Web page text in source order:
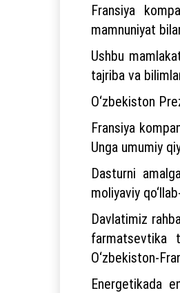
Fransiya
mamnuniyat
Ushbu
tajriba va
O‘zbekiston
Fransiya
Unga umumiy
Dasturni
moliyaviy
Davlatimiz
farmatsevtika
O‘zbekiston-
Energetikada